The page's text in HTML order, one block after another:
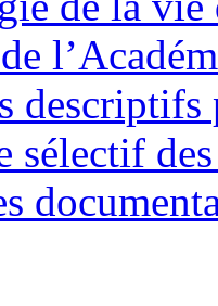
descriptifs
sélectif